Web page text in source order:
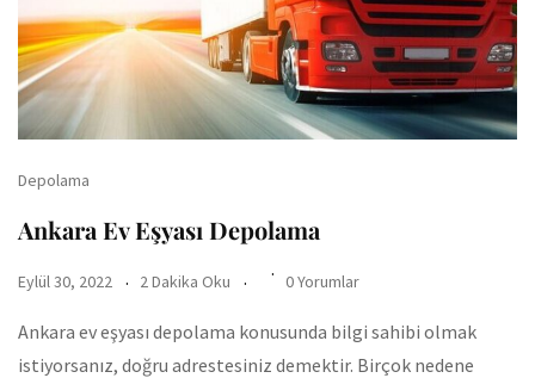
Depolama
Ankara Ev Eşyası Depolama
Eylül 30, 2022 2 Dakika Oku 0 Yorumlar
Ankara ev eşyası depolama konusunda bilgi sahibi olmak
istiyorsanız, doğru adrestesiniz demektir. Birçok nedene